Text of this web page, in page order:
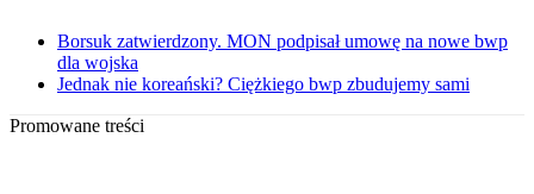
Borsuk zatwierdzony. MON podpisał umowę na nowe bwp
dla wojska
Jednak nie koreański? Ciężkiego bwp zbudujemy sami
Promowane treści